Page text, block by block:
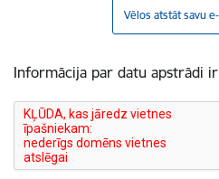
Vēlos atstāt savu
Informācija par datu apstrādi